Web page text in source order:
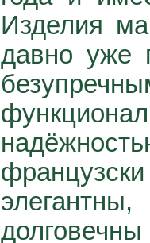
Изделия
давно уже